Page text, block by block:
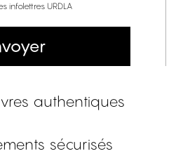
infolettres URDLA
authentiques
sécurisés